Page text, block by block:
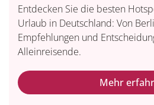
Entdecken Sie die besten
Urlaub in Deutschland: Von
Empfehlungen und
Alleinreisende.
Mehr